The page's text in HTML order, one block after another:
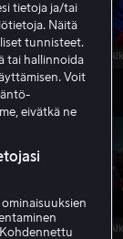
tietoja ja/tai
Näitä
tunnisteet.
tai hallinnoida
Voit
eivätkä ne